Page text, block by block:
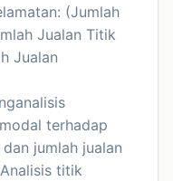
(Jumlah
Jualan Titik
Jualan
terhadap
jumlah jualan
titik